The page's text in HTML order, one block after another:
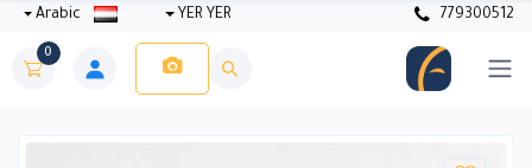
779300512
YER YER
0